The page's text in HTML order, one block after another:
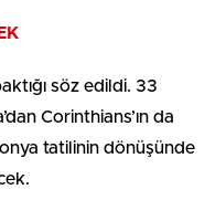
söz edildi. 33
Corinthians’ın da
tatilinin dönüşünde